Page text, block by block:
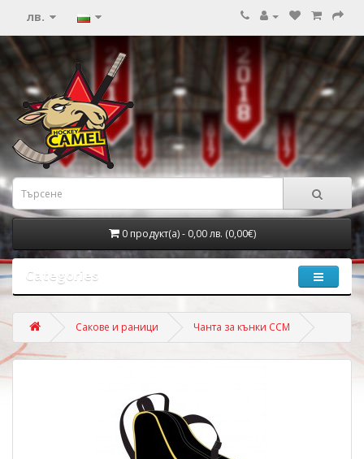
лв.
0 продукт(а) - 0,00 лв. (0,00€)
Categories
Сакове и раници Чанта за кънки ССМ